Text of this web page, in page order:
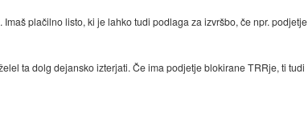
plačilno listo, ki je lahko tudi podlaga za izvršbo, če npr. podjetje
ta dolg dejansko izterjati. Če ima podjetje blokirane TRRje, ti tudi